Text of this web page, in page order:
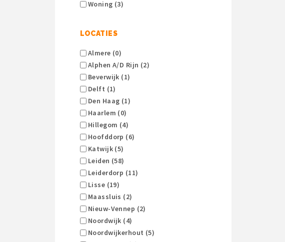
Woning (3)
LOCATIES
Almere (0)
Alphen A/d Rijn (2)
Beverwijk (1)
Delft (1)
Den Haag (1)
Haarlem (0)
Hillegom (4)
Hoofddorp (6)
Katwijk (5)
Leiden (58)
Leiderdorp (11)
Lisse (19)
Maassluis (2)
Nieuw-Vennep (2)
Noordwijk (4)
Noordwijkerhout (5)